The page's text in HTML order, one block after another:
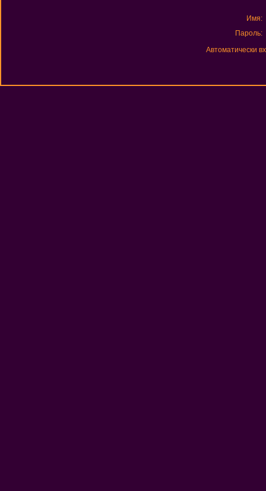
Имя:
Пароль:
Автоматически